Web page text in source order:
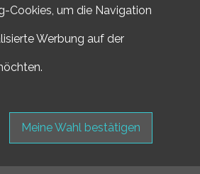
Cookies, um die Navigation
Werbung auf der
Meine Wahl bestätigen